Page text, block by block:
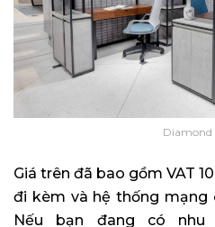
Diamond
Giá trên đã bao gồm VAT
đi kèm và hệ thống mạng
Nếu bạn đang có nhu